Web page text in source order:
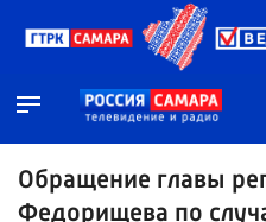
Обращение главы
Федорищева по